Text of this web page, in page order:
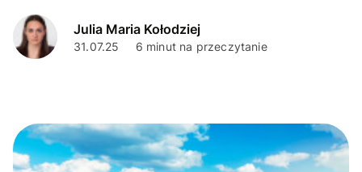
Julia Maria Kołodziej
31.07.25 6 minut na przeczytanie